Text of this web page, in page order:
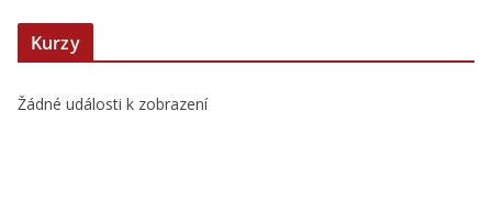
Kurzy
Žádné události k zobrazení